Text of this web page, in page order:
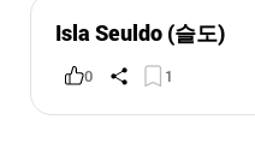
Isla Seuldo (슬도)
0 1